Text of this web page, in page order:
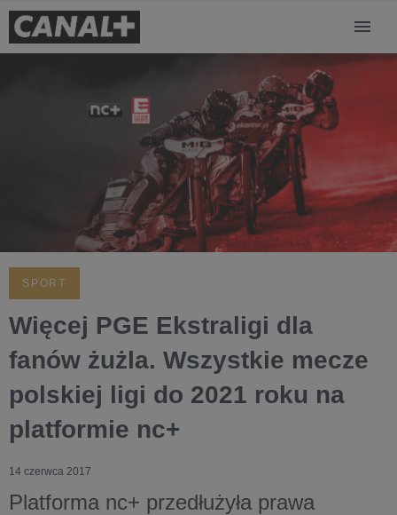
SPORT
Więcej PGE Ekstraligi dla
fanów żużla. Wszystkie mecze
polskiej ligi do 2021 roku na
platformie nc+
14 czerwca 2017
Platforma nc+ przedłużyła prawa